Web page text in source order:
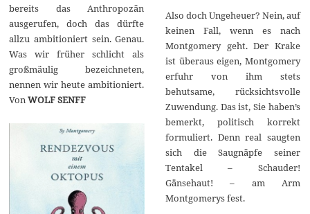
bereits das Anthropozän
ausgerufen, doch das dürfte
allzu ambitioniert sein. Genau.
Was wir früher schlicht als
großmäulig bezeichneten,
nennen wir heute ambitioniert.
VonWOLF SENFF
Also doch Ungeheuer? Nein, auf
keinen Fall, wenn es nach
Montgomery geht. Der Krake
ist überaus eigen, Montgomery
erfuhr von ihm stets
behutsame, rücksichtsvolle
Zuwendung. Das ist, Sie haben’s
bemerkt, politisch korrekt
formuliert. Denn real saugten
sich die Saugnäpfe seiner
Tentakel – Schauder!
Gänsehaut! – am Arm
Montgomerys fest.